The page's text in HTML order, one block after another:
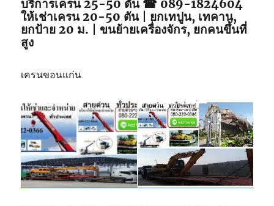
บริการเครน 25-50 ตัน ☎ 089-1824604
ให้เช่าเครน 20-50 ตัน | ยกเทปูน, เทคาน,
ยกป้าย 20 ม. | ขนย้ายเครื่องจักร, ยกคนขึ้นที่
สูง
เครนขอนแก่น